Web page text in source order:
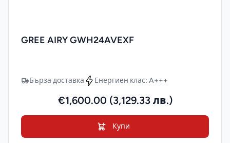
GREE AIRY GWH24AVEXF
Бърза доставка Енергиен клас: A+++
€1,600.00 (3,129.33 лв.)
Купи